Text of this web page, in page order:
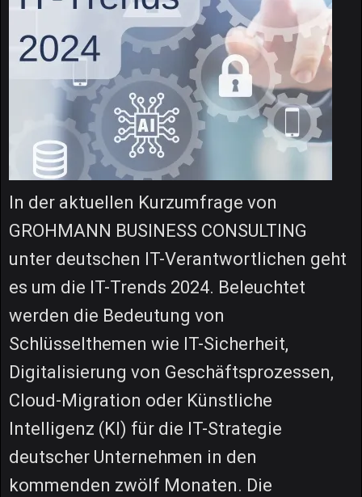
In der aktuellen Kurzumfrage von
GROHMANN BUSINESS CONSULTING
unter deutschen IT-Verantwortlichen geht
es um die IT-Trends 2024. Beleuchtet
werden die Bedeutung von
Schlüsselthemen wie IT-Sicherheit,
Digitalisierung von Geschäftsprozessen,
Cloud-Migration oder Künstliche
Intelligenz (KI) für die IT-Strategie
deutscher Unternehmen in den
kommenden zwölf Monaten. Die